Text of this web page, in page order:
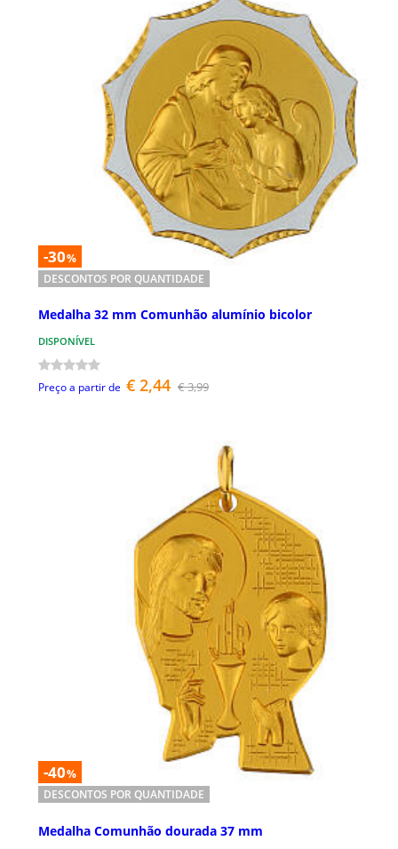
-30%
DESCONTOS POR QUANTIDADE
Medalha 32 mm Comunhão alumínio bicolor
DISPONÍVEL
Preço a partir de € 2,44 € 3,99
-40%
DESCONTOS POR QUANTIDADE
Medalha Comunhão dourada 37 mm